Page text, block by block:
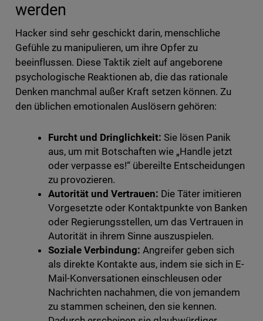
werden
Hacker sind sehr geschickt darin, menschliche
Gefühle zu manipulieren, um ihre Opfer zu
beeinflussen. Diese Taktik zielt auf angeborene
psychologische Reaktionen ab, die das rationale
Denken manchmal außer Kraft setzen können. Zu
den üblichen emotionalen Auslösern gehören:
Furcht und Dringlichkeit: Sie lösen Panik
aus, um mit Botschaften wie „Handle jetzt
oder verpasse es!“ übereilte Entscheidungen
zu provozieren.
Autorität und Vertrauen: Die Täter imitieren
Vorgesetzte oder Kontaktpunkte von Banken
oder Regierungsstellen, um das Vertrauen in
Autorität in ihrem Sinne auszuspielen.
Soziale Verbindung: Angreifer geben sich
als direkte Kontakte aus, indem sie sich in E-
Mail-Konversationen einschleusen oder
Nachrichten nachahmen, die von jemandem
zu stammen scheinen, den sie kennen.